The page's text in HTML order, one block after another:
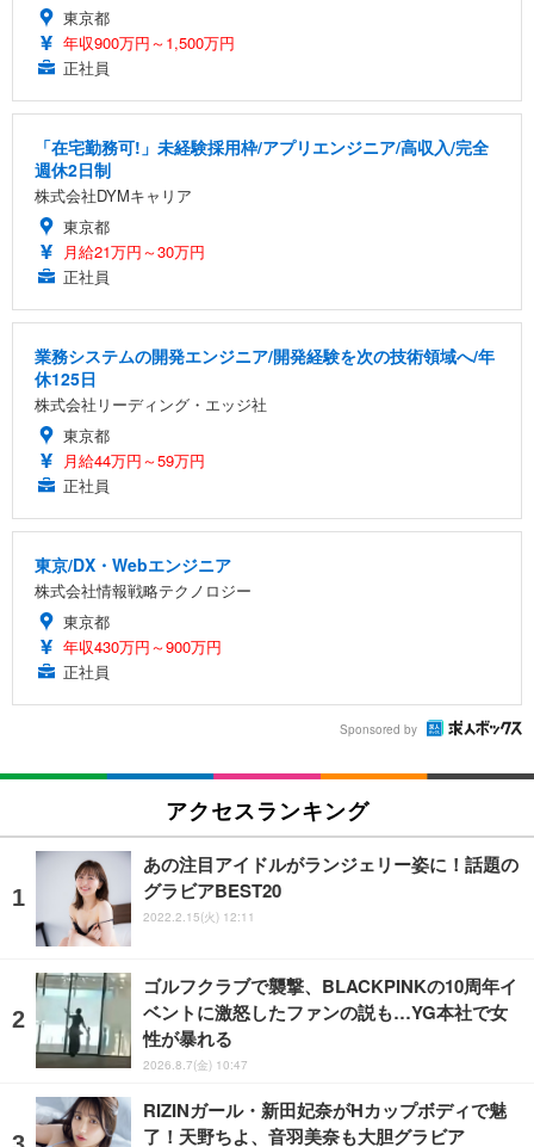
東京都
年収900万円～1,500万円
正社員
「在宅勤務可!」未経験採用枠/アプリエンジニア/高収入/完全
週休2日制
株式会社DYMキャリア
東京都
月給21万円～30万円
正社員
業務システムの開発エンジニア/開発経験を次の技術領域へ/年
休125日
株式会社リーディング・エッジ社
東京都
月給44万円～59万円
正社員
東京/DX・Webエンジニア
株式会社情報戦略テクノロジー
東京都
年収430万円～900万円
正社員
Sponsored by
アクセスランキング
あの注目アイドルがランジェリー姿に！話題の
グラビアBEST20
2022.2.15(火) 12:11
ゴルフクラブで襲撃、BLACKPINKの10周年イ
ベントに激怒したファンの説も…YG本社で女
性が暴れる
2026.8.7(金) 10:47
RIZINガール・新田妃奈がHカップボディで魅
了！天野ちよ、音羽美奈も大胆グラビア